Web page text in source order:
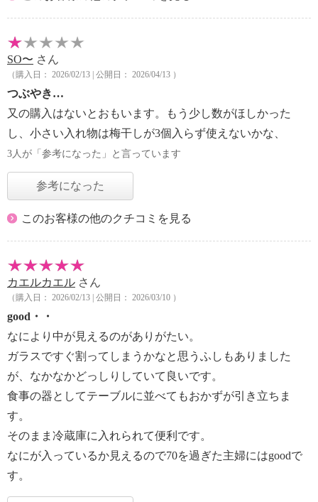
SO〜 さん
（購入日： 2026/02/13 | 公開日： 2026/04/13 ）
つぶやき…
又の購入はないとおもいます。もう少し数がほしかった
し、小さい入れ物は梅干しが3個入らず使えないかな、
3人が「参考になった」と言っています
参考になった
このお客様の他のクチコミを見る
カエルカエル さん
（購入日： 2026/02/13 | 公開日： 2026/03/10 ）
good・・
なにより中が見えるのがありがたい。
ガラスですぐ割ってしまうかなと思うふしもありました
が、なかなかどっしりしていて良いです。
食事の器としてテーブルに並べてもおかずが引き立ちま
す。
そのまま冷蔵庫に入れられて便利です。
なにが入っているか見えるので70を過ぎた主婦にはgoodで
す。